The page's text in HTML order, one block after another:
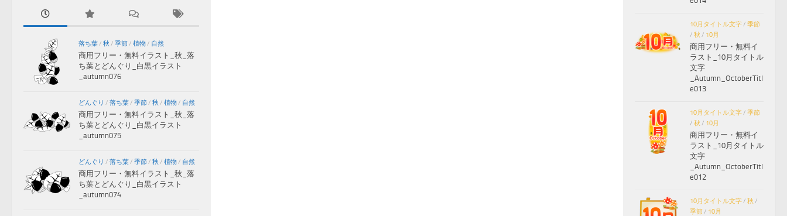
落ち葉/ 秋 / 季節/ 植物/ 自然
商用フリー・無料イラスト_秋_落
ち葉とどんぐり_白黒イラスト
_autumn076
どんぐり / 落ち葉/ 季節/ 秋 / 植物/ 自然
商用フリー・無料イラスト_秋_落
ち葉とどんぐり_白黒イラスト
_autumn075
どんぐり / 落ち葉/ 季節/ 秋 / 植物/ 自然
商用フリー・無料イラスト_秋_落
ち葉とどんぐり_白黒イラスト
_autumn074
10月タイトル文字/ 季節
/ 秋 / 10月
商用フリー・無料イ
ラスト_10月タイトル
文字
_Autumn_OctoberTitl
e013
10月タイトル文字/ 季節
/ 秋 / 10月
商用フリー・無料イ
ラスト_10月タイトル
文字
_Autumn_OctoberTitl
e012
10月タイトル文字/ 秋 /
季節/ 10月